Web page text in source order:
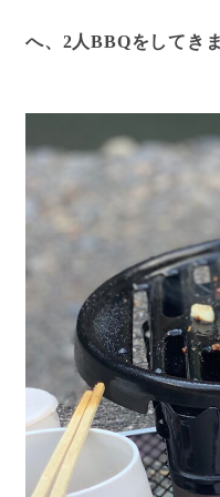
へ、2人BBQをしてき